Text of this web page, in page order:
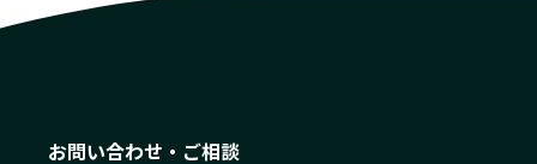
お問い合わせ・ご相談